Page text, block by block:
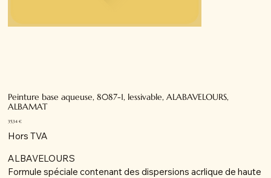
Peinture base aqueuse, 8087-1, lessivable, ALABAVELOURS,
ALBAMAT
Prix
35,34 €
Hors TVA
ALBAVELOURS
Formule spéciale contenant des dispersions acrlique de haute